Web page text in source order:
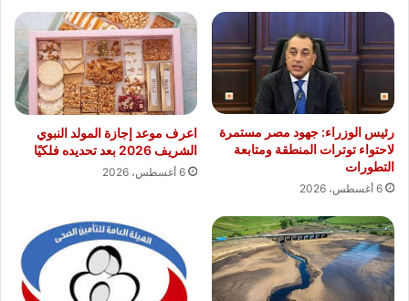
رئيس الوزراء: جهود مصر مستمرة
لاحتواء توترات المنطقة ومتابعة
التطورات
6 أغسطس، 2026
اعرف موعد إجازة المولد النبوي
الشريف 2026 بعد تحديده فلكيًا
6 أغسطس، 2026